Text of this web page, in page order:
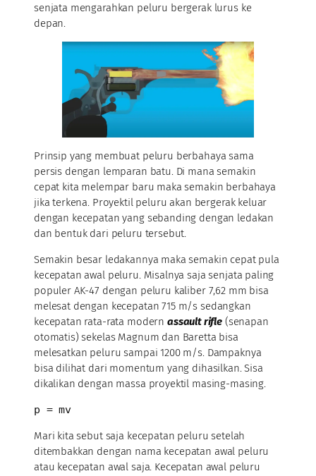
senjata mengarahkan peluru bergerak lurus ke
depan.
Prinsip yang membuat peluru berbahaya sama
persis dengan lemparan batu. Di mana semakin
cepat kita melempar baru maka semakin berbahaya
jika terkena. Proyektil peluru akan bergerak keluar
dengan kecepatan yang sebanding dengan ledakan
dan bentuk dari peluru tersebut.
Semakin besar ledakannya maka semakin cepat pula
kecepatan awal peluru. Misalnya saja senjata paling
populer AK-47 dengan peluru kaliber 7,62 mm bisa
melesat dengan kecepatan 715 m/s sedangkan
kecepatan rata-rata modern assault rifle (senapan
otomatis) sekelas Magnum dan Baretta bisa
melesatkan peluru sampai 1200 m/s. Dampaknya
bisa dilihat dari momentum yang dihasilkan. Sisa
dikalikan dengan massa proyektil masing-masing.
p = mv
Mari kita sebut saja kecepatan peluru setelah
ditembakkan dengan nama kecepatan awal peluru
atau kecepatan awal saja. Kecepatan awal peluru